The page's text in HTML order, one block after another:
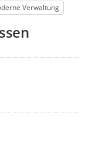
Verwaltung